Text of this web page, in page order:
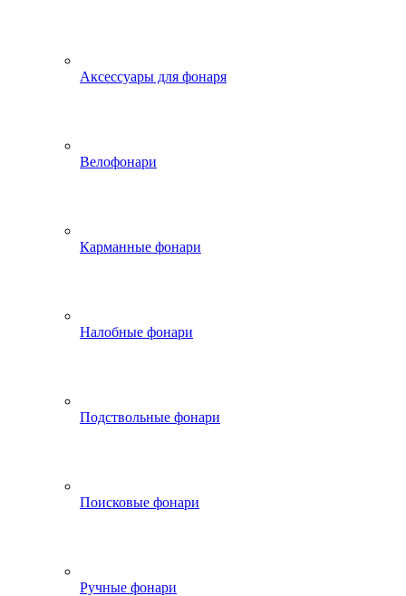
Аксессуары для фонаря
Велофонари
Карманные фонари
Налобные фонари
Подствольные фонари
Поисковые фонари
Ручные фонари